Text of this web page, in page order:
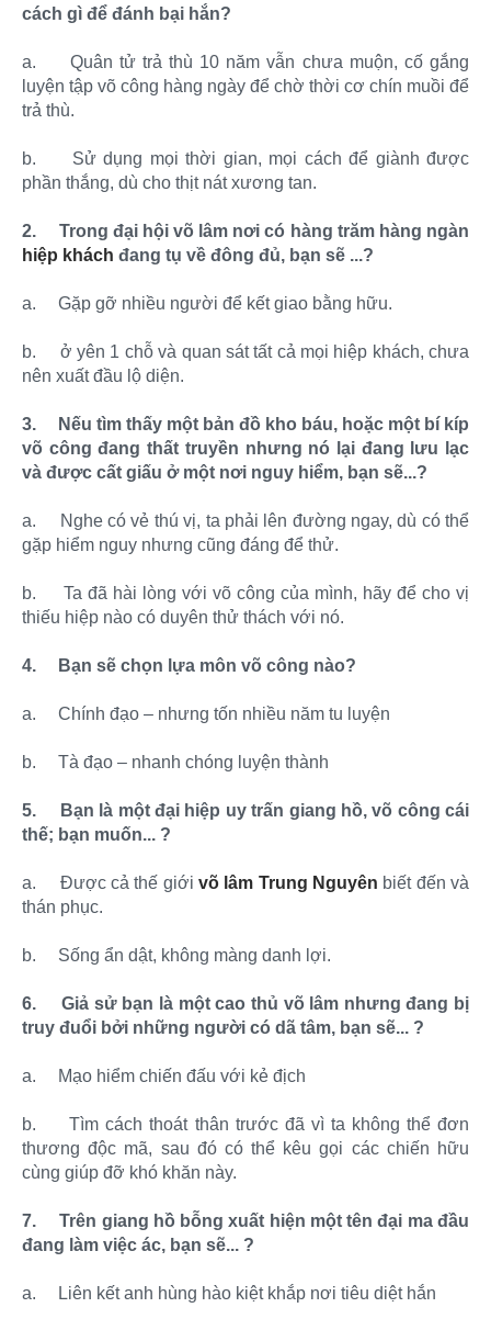
cách gì để đánh bại hắn?
a.
Quân tử trả thù 10 năm vẫn chưa muộn, cố gắng
luyện tập võ công hàng ngày để chờ thời cơ chín muồi để
trả thù.
b.
Sử dụng mọi thời gian, mọi cách để giành được
phần thắng, dù cho thịt nát xương tan.
2.
Trong đại hội võ lâm nơi có hàng trăm hàng ngàn
hiệp khách đang tụ về đông đủ, bạn sẽ ...?
a. Gặp gỡ nhiều người để kết giao bằng hữu.
b.
ở yên 1 chỗ và quan sát tất cả mọi hiệp khách, chưa
nên xuất đầu lộ diện.
3.
Nếu tìm thấy một bản đồ kho báu, hoặc một bí kíp
võ công đang thất truyền nhưng nó lại đang lưu lạc
và được cất giấu ở một nơi nguy hiểm, bạn sẽ...?
a.
Nghe có vẻ thú vị, ta phải lên đường ngay, dù có thể
gặp hiểm nguy nhưng cũng đáng để thử.
b.
Ta đã hài lòng với võ công của mình, hãy để cho vị
thiếu hiệp nào có duyên thử thách với nó.
4. Bạn sẽ chọn lựa môn võ công nào?
a. Chính đạo – nhưng tốn nhiều năm tu luyện
b. Tà đạo – nhanh chóng luyện thành
5.
Bạn là một đại hiệp uy trấn giang hồ, võ công cái
thế; bạn muốn... ?
a. Được cả thế giớivõ lâm Trung Nguyên biết đến và
thán phục.
b. Sống ẩn dật, không màng danh lợi.
6.
Giả sử bạn là một cao thủ võ lâm nhưng đang bị
truy đuổi bởi những người có dã tâm, bạn sẽ... ?
a. Mạo hiểm chiến đấu với kẻ địch
b.
Tìm cách thoát thân trước đã vì ta không thể đơn
thương độc mã, sau đó có thể kêu gọi các chiến hữu
cùng giúp đỡ khó khăn này.
7.
Trên giang hồ bỗng xuất hiện một tên đại ma đầu
đang làm việc ác, bạn sẽ... ?
a. Liên kết anh hùng hào kiệt khắp nơi tiêu diệt hắn